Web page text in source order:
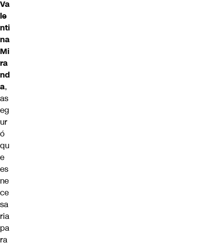
Va
le
nti
na
Mi
ra
nd
a,
as
eg
ur
ó
qu
e
es
ne
ce
sa
ria
pa
ra